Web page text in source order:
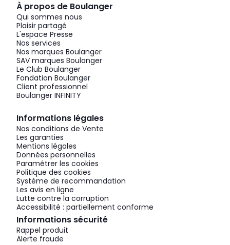
À propos de Boulanger
Qui sommes nous
Plaisir partagé
L'espace Presse
Nos services
Nos marques Boulanger
SAV marques Boulanger
Le Club Boulanger
Fondation Boulanger
Client professionnel
Boulanger INFINITY
Informations légales
Nos conditions de Vente
Les garanties
Mentions légales
Données personnelles
Paramétrer les cookies
Politique des cookies
Système de recommandation
Les avis en ligne
Lutte contre la corruption
Accessibilité : partiellement conforme
Informations sécurité
Rappel produit
Alerte fraude